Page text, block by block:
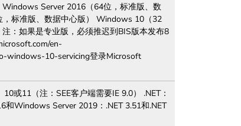
Server 2016（64位，标准版、数
标准版、数据中心版） Windows 10（32
：如果是专业版，必须推迟到BIS版本发布8
en-
windows-10-servicing登录Microsoft
或11（注：SEE客户端需要IE 9.0） .NET：
Windows Server 2019：.NET 3.51和.NET